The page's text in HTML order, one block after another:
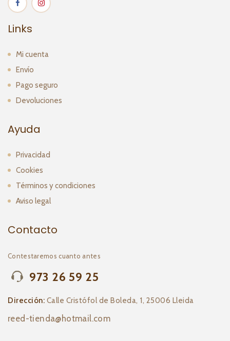
Links
Mi cuenta
Envío
Pago seguro
Devoluciones
Ayuda
Privacidad
Cookies
Términos y condiciones
Aviso legal
Contacto
Contestaremos cuanto antes
973 26 59 25
Dirección: Calle Cristófol de Boleda, 1, 25006 Lleida
reed-tienda@hotmail.com